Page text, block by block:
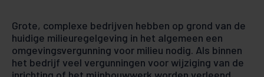
Grote, complexe bedrijven hebben op grond van de
huidige milieuregelgeving in het algemeen een
omgevingsvergunning voor milieu nodig. Als binnen
het bedrijf veel vergunningen voor wijziging van de